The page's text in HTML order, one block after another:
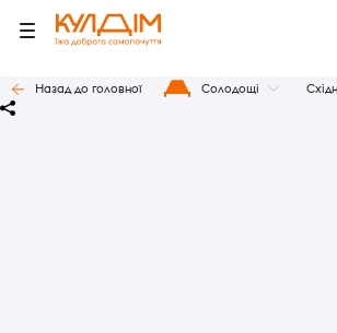
Назад до головної Солодощі